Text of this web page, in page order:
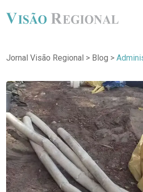
Jornal Visão Regional > Blog >